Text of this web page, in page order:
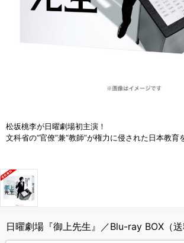
松坂桃李が日曜劇場初主演！
文科省の“官僚”兼“教師”が権力に侵された日本教育
令和の18歳と共に日本教育に蔓延る腐った権力へ
日曜劇場『御上先生』／Blu-ray BOX（送